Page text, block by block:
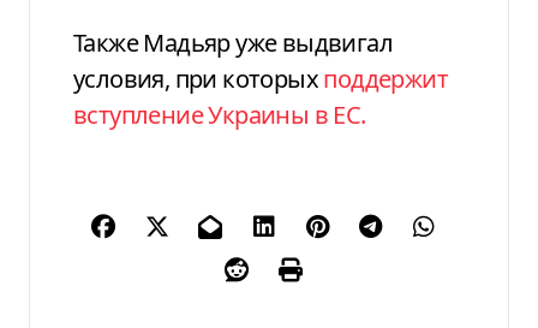
Также Мадьяр уже выдвигал
условия, при которыхподдержит
вступление Украины в ЕС.